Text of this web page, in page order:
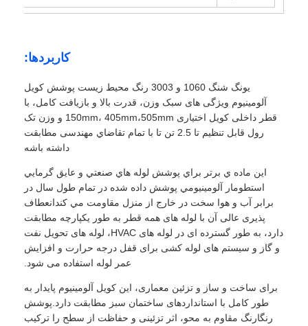
کاربردها:
یونگ شنگ 1060 و 3003 رنگ محیط زیست پوشش کویل
آلومینیوم ویژگی های سبک وزن، قدرت بالا و بازیافت کامل، با
قطر داخلی کویل اختیاری 150mm، 405mm،505mm و وزن تک
رول قابل تنظیم تا 2.5 تن تا با تمام تقاضاي مهندسی مطابقت
داشته باشه
اين ماده ي برتر براي پوشش لوله هاي صنعتي و عایق گرمايي
استطومار آلومينيومي پوشش داده شده در تمام طول سال در
برابر آب و هوا سخت در خارج از منزل مقاومت مي کندانعطاف
پذیری عالی آن با لوله های همه قطر به طور یکپارچه مطابقت
دارد، به طور گسترده ای در لوله های HVAC، لوله های تحویل نفت
و گاز و سیستم های لوله کشی برای قفل درجه حرارت و افزایش
عمر لوله استفاده می شود.
برای ساخت و ساز و تزئین معماری، این کویل آلومینیوم پایدار به
طور کامل با استانداردهای ساختمان سبز مطابقت دارد.پوشش
رنگارنگ مقاوم به محو، اثر تزئینی و حفاظت از سطح را ترکیب